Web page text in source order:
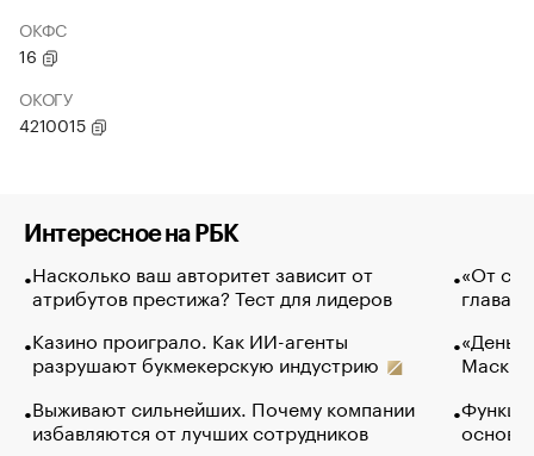
ОКФС
16
ОКОГУ
4210015
Интересное на РБК
Насколько ваш авторитет зависит от
атрибутов престижа? Тест для лидеров
Казино проиграло. Как ИИ-агенты
разрушают букмекерскую индустрию
Выживают сильнейших. Почему компании
избавляются от лучших сотрудников
«От
глава
Маск в
основ